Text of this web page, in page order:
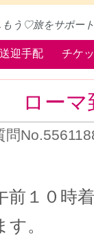
もう♡旅をサポート
迎手配 チケ
ロー
問
前１０時
す。